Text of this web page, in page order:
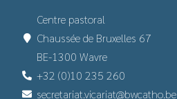
Centre pastoral
Chaussée de Bruxelles 67
BE-1300 Wavre
+32 (0)10 235 260
secretariat.vicariat@bwcatho.be